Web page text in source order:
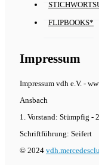
FLIPBOOKS*
Impressum
Impressum vdh e.V. -
Ansbach
1. Vorstand: Stümpfig -
Schriftführung: Seifert
© 2024